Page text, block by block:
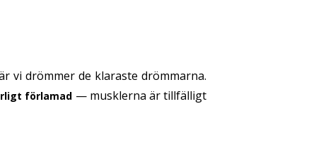
vi drömmer de klaraste drömmarna.
förlamad — musklerna är tillfälligt